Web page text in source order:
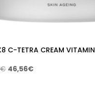
C-TETRA CREAM
€ El
46,56€El